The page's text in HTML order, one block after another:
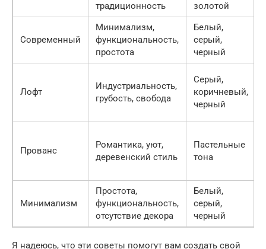
традиционность
золотой
Современный
Минимализм,
функциональность,
простота
Белый,
серый,
черный
Лофт
Индустриальность,
грубость, свобода
Серый,
коричневый,
черный
Прованс
Романтика, уют,
деревенский стиль
Пастельные
тона
Минимализм
Простота,
функциональность,
отсутствие декора
Белый,
серый,
черный
Я надеюсь, что эти советы помогут вам создать свой